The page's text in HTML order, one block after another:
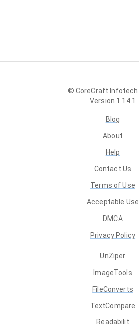
© CoreCraft Infotech
Version 1.14.1
Blog
About
Help
Contact Us
Terms of Use
Acceptable Use
DMCA
Privacy Policy
UnZiper
ImageTools
FileConverts
TextCompare
Readabilit